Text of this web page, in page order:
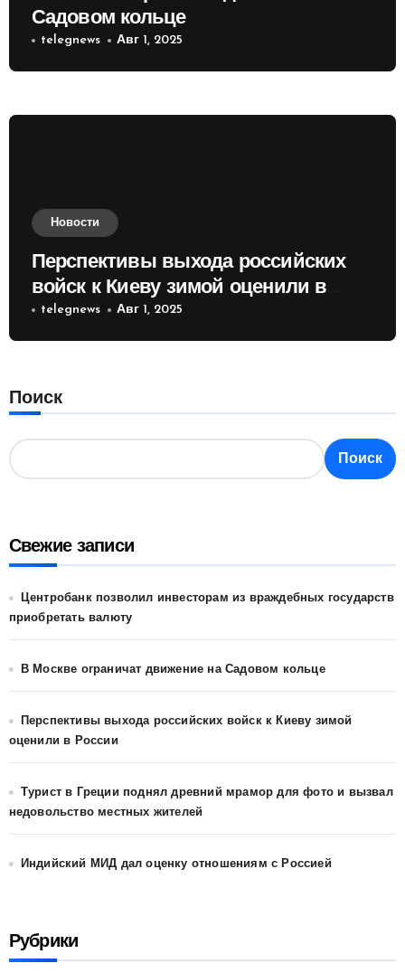
Садовом кольце
telegnews Авг 1, 2025
Новости
Перспективы выхода российских
войск к Киеву зимой оценили в
России
telegnews Авг 1, 2025
Поиск
Поиск
Свежие записи
Центробанк позволил инвесторам из враждебных государств
приобретать валюту
В Москве ограничат движение на Садовом кольце
Перспективы выхода российских войск к Киеву зимой
оценили в России
Турист в Греции поднял древний мрамор для фото и вызвал
недовольство местных жителей
Индийский МИД дал оценку отношениям с Россией
Рубрики